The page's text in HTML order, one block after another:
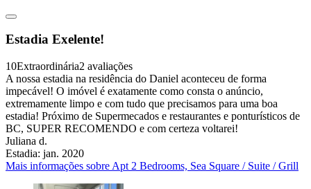
Estadia Exelente!
10Extraordinária2 avaliações
A nossa estadia na residência do Daniel aconteceu de forma
impecável! O imóvel é exatamente como consta o anúncio,
extremamente limpo e com tudo que precisamos para uma boa
estadia! Próximo de Supermecados e restaurantes e ponturísticos de
BC, SUPER RECOMENDO e com certeza voltarei!
Juliana d.
Estadia: jan. 2020
Mais informações sobre Apt 2 Bedrooms, Sea Square / Suite / Grill